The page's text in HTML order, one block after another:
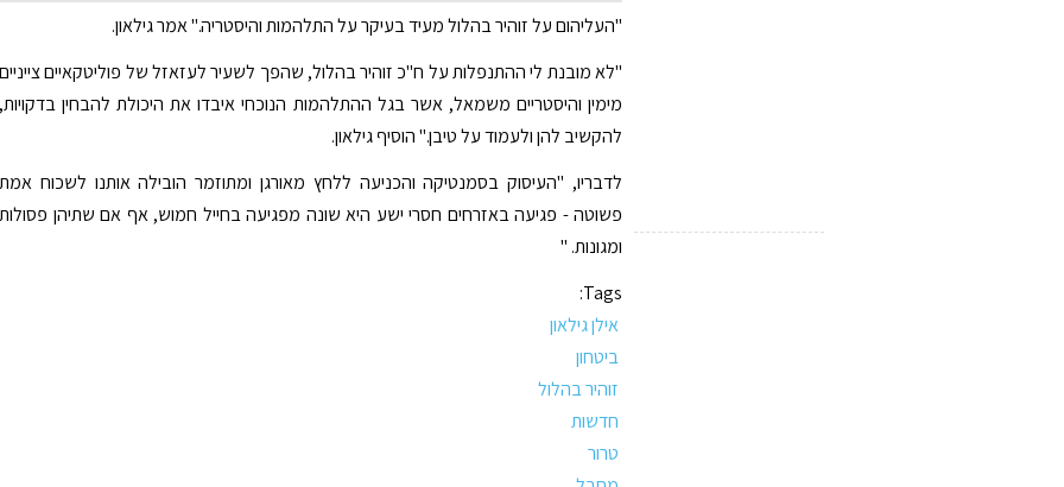
"העליהום על זוהיר בהלול מעיד בעיקר על התלהמות והיסטריה." אמר גילאון.
"לא מובנת לי ההתנפלות על ח"כ זוהיר בהלול, שהפך לשעיר לעזאזל של פוליטקאיים צייניים
מימין והיסטריים משמאל, אשר בגל ההתלהמות הנוכחי איבדו את היכולת להבחין בדקויות,
להקשיב להן ולעמוד על טיבן." הוסיף גילאון.
לדבריו, "העיסוק בסמנטיקה והכניעה ללחץ מאורגן ומתוזמר הובילה אותנו לשכוח אמת
פשוטה - פגיעה באזרחים חסרי ישע היא שונה מפגיעה בחייל חמוש, אף אם שתיהן פסולות
ומגונות. "
Tags:
אילן גילאון
ביטחון
זוהיר בהלול
חדשות
טרור